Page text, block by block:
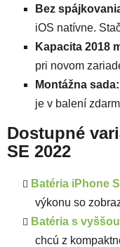
Bez
iOS natívne.
Kapacita 2018
pri novom
Montážna sada:
je v balení
Dostupné
SE 2022
Batéria iPhone
výkonu so
Batéria s
chcú z